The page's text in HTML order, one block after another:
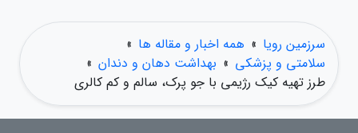
سرزمین رویا » همه اخبار و مقاله ها »
سلامتی و پزشکی » بهداشت دهان و دندان »
طرز تهیه کیک رژیمی با جو پرک، سالم و کم کالری